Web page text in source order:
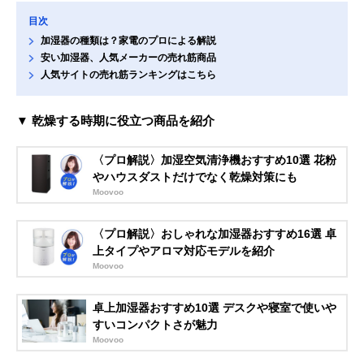
目次
加湿器の種類は？家電のプロによる解説
安い加湿器、人気メーカーの売れ筋商品
人気サイトの売れ筋ランキングはこちら
▼ 乾燥する時期に役立つ商品を紹介
〈プロ解説〉加湿空気清浄機おすすめ10選 花粉
やハウスダストだけでなく乾燥対策にも
Moovoo
〈プロ解説〉おしゃれな加湿器おすすめ16選 卓
上タイプやアロマ対応モデルを紹介
Moovoo
卓上加湿器おすすめ10選 デスクや寝室で使いや
すいコンパクトさが魅力
Moovoo